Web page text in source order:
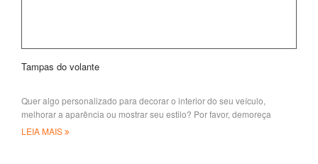
Tampas do volante
Quer algo personalizado para decorar o interior do seu veículo,
melhorar a aparência ou mostrar seu estilo? Por favor, demoreça
alguns minutos
LEIA MAIS